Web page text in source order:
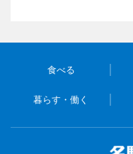
食べる
暮らす・働く